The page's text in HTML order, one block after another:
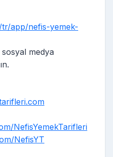
app/nefis-yemek-
medya
NefisYemekTarifleri
NefisYT